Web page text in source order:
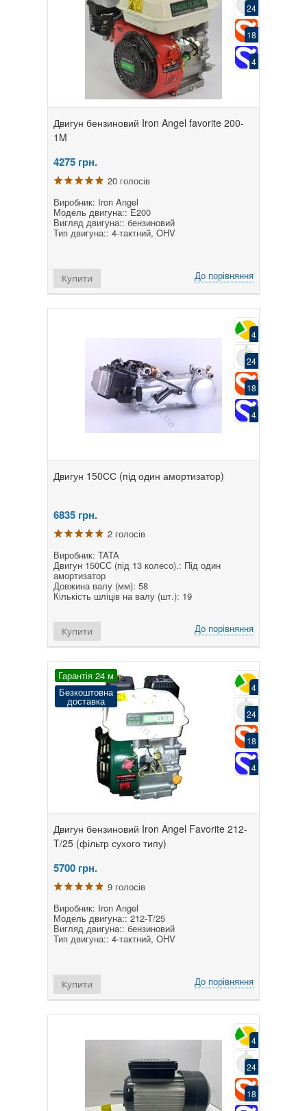
24
18
4
Двигун бензиновий Iron Angel favorite 200-
1M
4275 грн.
20 голосів
Виробник: Iron Angel
Модель двигуна:: E200
Вигляд двигуна:: бензиновий
Тип двигуна:: 4-тактний, OHV
До порівняння
Купити
4
24
18
4
Двигун 150СС (під один амортизатор)
6835 грн.
2 голосів
Виробник: TATA
Двигун 150СС (під 13 колесо).: Під один
амортизатор
Довжина валу (мм): 58
Кількість шліців на валу (шт.): 19
До порівняння
Купити
Гарантія 24 м
Безкоштовна
доставка
4
24
18
4
Двигун бензиновий Iron Angel Favorite 212-
T/25 (фільтр сухого типу)
5700 грн.
9 голосів
Виробник: Iron Angel
Модель двигуна:: 212-T/25
Вигляд двигуна:: бензиновий
Тип двигуна:: 4-тактний, OHV
До порівняння
Купити
4
24
18